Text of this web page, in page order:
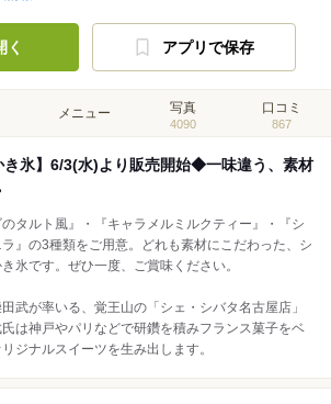
く アプリで保存
メニュー 写真
4090
口コミ
867
き氷】6/3(水)より販売開始◆一味違う、素材
タルト風』・『キャラメルミルクティー』・『シ
』の3種類をご用意。どれも素材にこだわった、シ
氷です。ぜひ一度、ご賞味ください。
武が率いる、覚王山の「シェ・シバタ名古屋店」
は神戸やパリなどで研鑽を積みフランス菓子をベ
ジナルスイーツを生み出します。